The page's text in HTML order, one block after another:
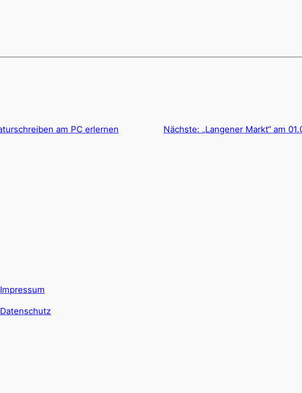
am PC erlernen Nächste: „Langener Markt“ am
Impressum
Datenschutz